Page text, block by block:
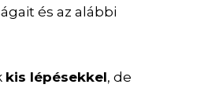
és az alábbi
kis lépésekkel, de